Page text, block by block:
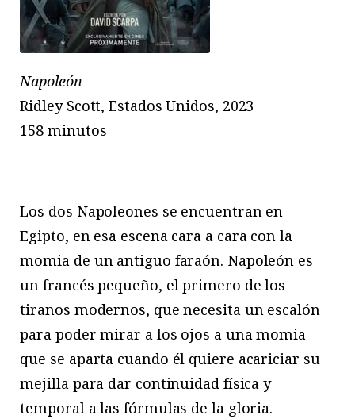
Napoleón
Ridley Scott, Estados Unidos, 2023
158 minutos
Los dos Napoleones se encuentran en
Egipto, en esa escena cara a cara con la
momia de un antiguo faraón. Napoleón es
un francés pequeño, el primero de los
tiranos modernos, que necesita un escalón
para poder mirar a los ojos a una momia
que se aparta cuando él quiere acariciar su
mejilla para dar continuidad física y
temporal a las fórmulas de la gloria.